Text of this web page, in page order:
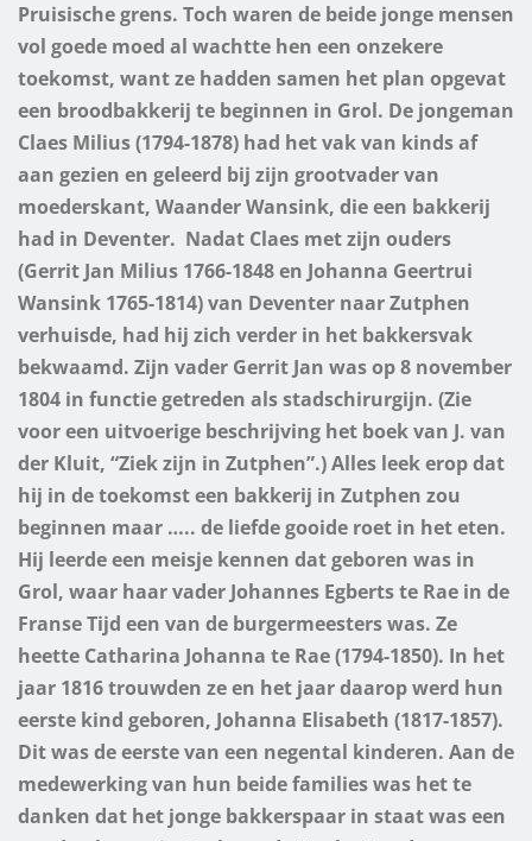
Pruisische grens. Toch waren de beide jonge mensen
vol goede moed al wachtte hen een onzekere
toekomst, want ze hadden samen het plan opgevat
een broodbakkerij te beginnen in Grol. De jongeman
Claes Milius (1794-1878) had het vak van kinds af
aan gezien en geleerd bij zijn grootvader van
moederskant, Waander Wansink, die een bakkerij
had in Deventer. Nadat Claes met zijn ouders
(Gerrit Jan Milius 1766-1848 en Johanna Geertrui
Wansink 1765-1814) van Deventer naar Zutphen
verhuisde, had hij zich verder in het bakkersvak
bekwaamd. Zijn vader Gerrit Jan was op 8 november
1804 in functie getreden als stadschirurgijn. (Zie
voor een uitvoerige beschrijving het boek van J. van
der Kluit, “Ziek zijn in Zutphen”.) Alles leek erop dat
hij in de toekomst een bakkerij in Zutphen zou
beginnen maar ….. de liefde gooide roet in het eten.
Hij leerde een meisje kennen dat geboren was in
Grol, waar haar vader Johannes Egberts te Rae in de
Franse Tijd een van de burgermeesters was. Ze
heette Catharina Johanna te Rae (1794-1850). In het
jaar 1816 trouwden ze en het jaar daarop werd hun
eerste kind geboren, Johanna Elisabeth (1817-1857).
Dit was de eerste van een negental kinderen. Aan de
medewerking van hun beide families was het te
danken dat het jonge bakkerspaar in staat was een